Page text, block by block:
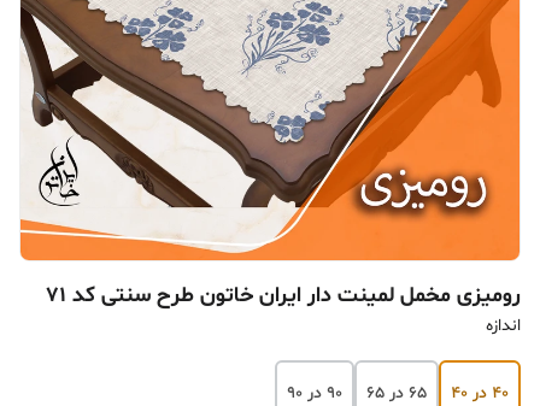
رومیزی مخمل لمینت دار ایران خاتون طرح سنتی کد 71
اندازه
۴۰ در ۴۰ ۶۵ در ۶۵ ۹۰ در ۹۰